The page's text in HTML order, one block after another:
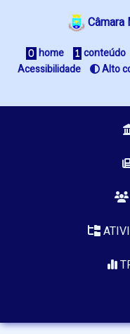
Câmara
home conteúdo
Acessibilidade
Alto